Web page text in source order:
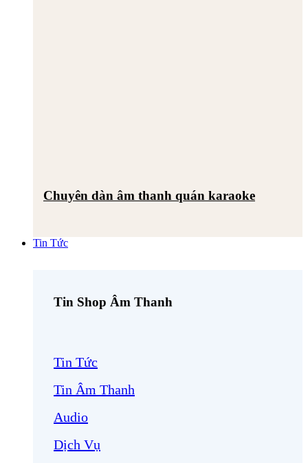
Chuyên dàn âm thanh quán karaoke
Tin Tức
Tin Shop Âm Thanh
Tin Tức
Tin Âm Thanh
Audio
Dịch Vụ